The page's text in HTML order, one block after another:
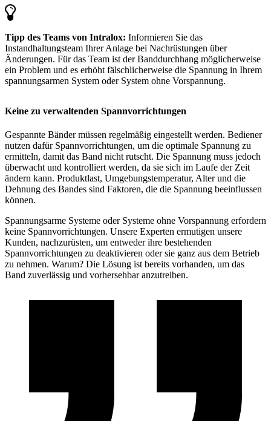
Tipp des Teams von Intralox: Informieren Sie das
Instandhaltungsteam Ihrer Anlage bei Nachrüstungen über
Änderungen. Für das Team ist der Banddurchhang möglicherweise
ein Problem und es erhöht fälschlicherweise die Spannung in Ihrem
spannungsarmen System oder System ohne Vorspannung.
Keine zu verwaltenden Spannvorrichtungen
Gespannte Bänder müssen regelmäßig eingestellt werden. Bediener
nutzen dafür Spannvorrichtungen, um die optimale Spannung zu
ermitteln, damit das Band nicht rutscht. Die Spannung muss jedoch
überwacht und kontrolliert werden, da sie sich im Laufe der Zeit
ändern kann. Produktlast, Umgebungstemperatur, Alter und die
Dehnung des Bandes sind Faktoren, die die Spannung beeinflussen
können.
Spannungsarme Systeme oder Systeme ohne Vorspannung erfordern
keine Spannvorrichtungen. Unsere Experten ermutigen unsere
Kunden, nachzurüsten, um entweder ihre bestehenden
Spannvorrichtungen zu deaktivieren oder sie ganz aus dem Betrieb
zu nehmen. Warum? Die Lösung ist bereits vorhanden, um das
Band zuverlässig und vorhersehbar anzutreiben.